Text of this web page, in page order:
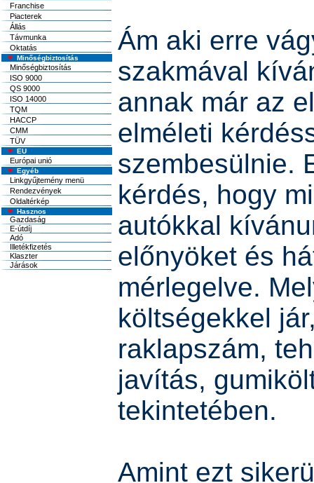
Franchise
Piacterek
Állás
Távmunka
Oktatás
Minőségbiztosítás
Minőségbiztosítás
ISO 9000
QS 9000
ISO 14000
TQM
HACCP
CMM
TÜV
EU
Európai unió
Egyéb
Linkgyűjtemény menü
Rendezvények
Oldaltérkép
Ám aki erre
szakmával
annak már az
elméleti
szembesülnie.
kérdés, hogy
autókkal
előnyöket és
mérlegelve.
költségekkel
raklapszám,
javítás,
tekintetében.
Amint ezt